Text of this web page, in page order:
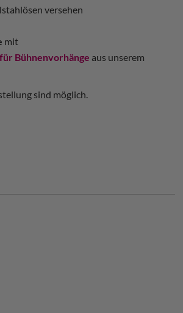
versehen
mit
Bühnenvorhänge aus unserem
sind möglich.